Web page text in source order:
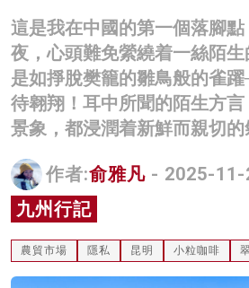
商業
科技
影片
名家榜
灼見活動
關於我們
這是我在中國的第一個落腳
夜，心頭難免縈繞着一絲陌
是如掙脫樊籠的雛鳥般的雀
待翱翔！耳中所聞的陌生方
景象，都浸潤着新鮮而親切的
作者:俞雅凡 - 2025-11-
九州行記
農貿市場 隱私 昆明 小粒咖啡